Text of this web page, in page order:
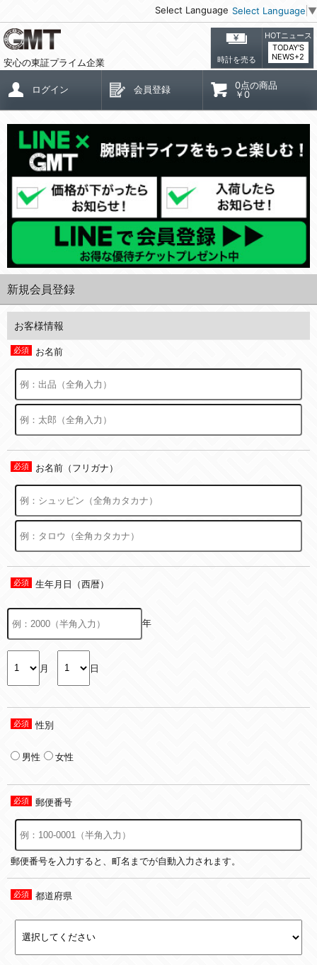
Select Language Select Language ▼
安心の東証プライム企業 時計を売る
HOTニュース
TODAY'S
NEWS+2
ログイン 会員登録
0点の商品
￥0
新規会員登録
お客様情報
お名前
お名前（フリガナ）
生年月日（西暦）
年
月 日
性別
男性 女性
郵便番号
郵便番号を入力すると、町名までが自動入力されます。
都道府県